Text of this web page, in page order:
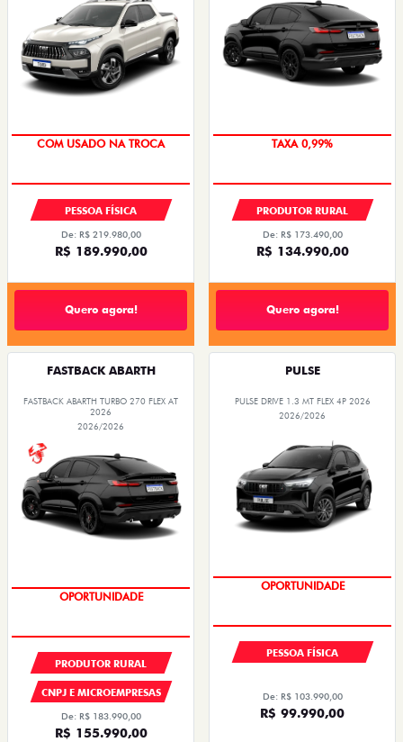
PESSOA FÍSICA
De: R$ 219.980,00
R$ 189.990,00
Quero agora!
PRODUTOR RURAL
De: R$ 173.490,00
R$ 134.990,00
Quero agora!
FASTBACK ABARTH
FASTBACK ABARTH TURBO 270 FLEX AT
2026
2026/2026
OPORTUNIDADE
PRODUTOR RURAL
CNPJ E MICROEMPRESAS
De: R$ 183.990,00
R$ 155.990,00
PULSE
PULSE DRIVE 1.3 MT FLEX 4P 2026
2026/2026
PESSOA FÍSICA
De: R$ 103.990,00
R$ 99.990,00